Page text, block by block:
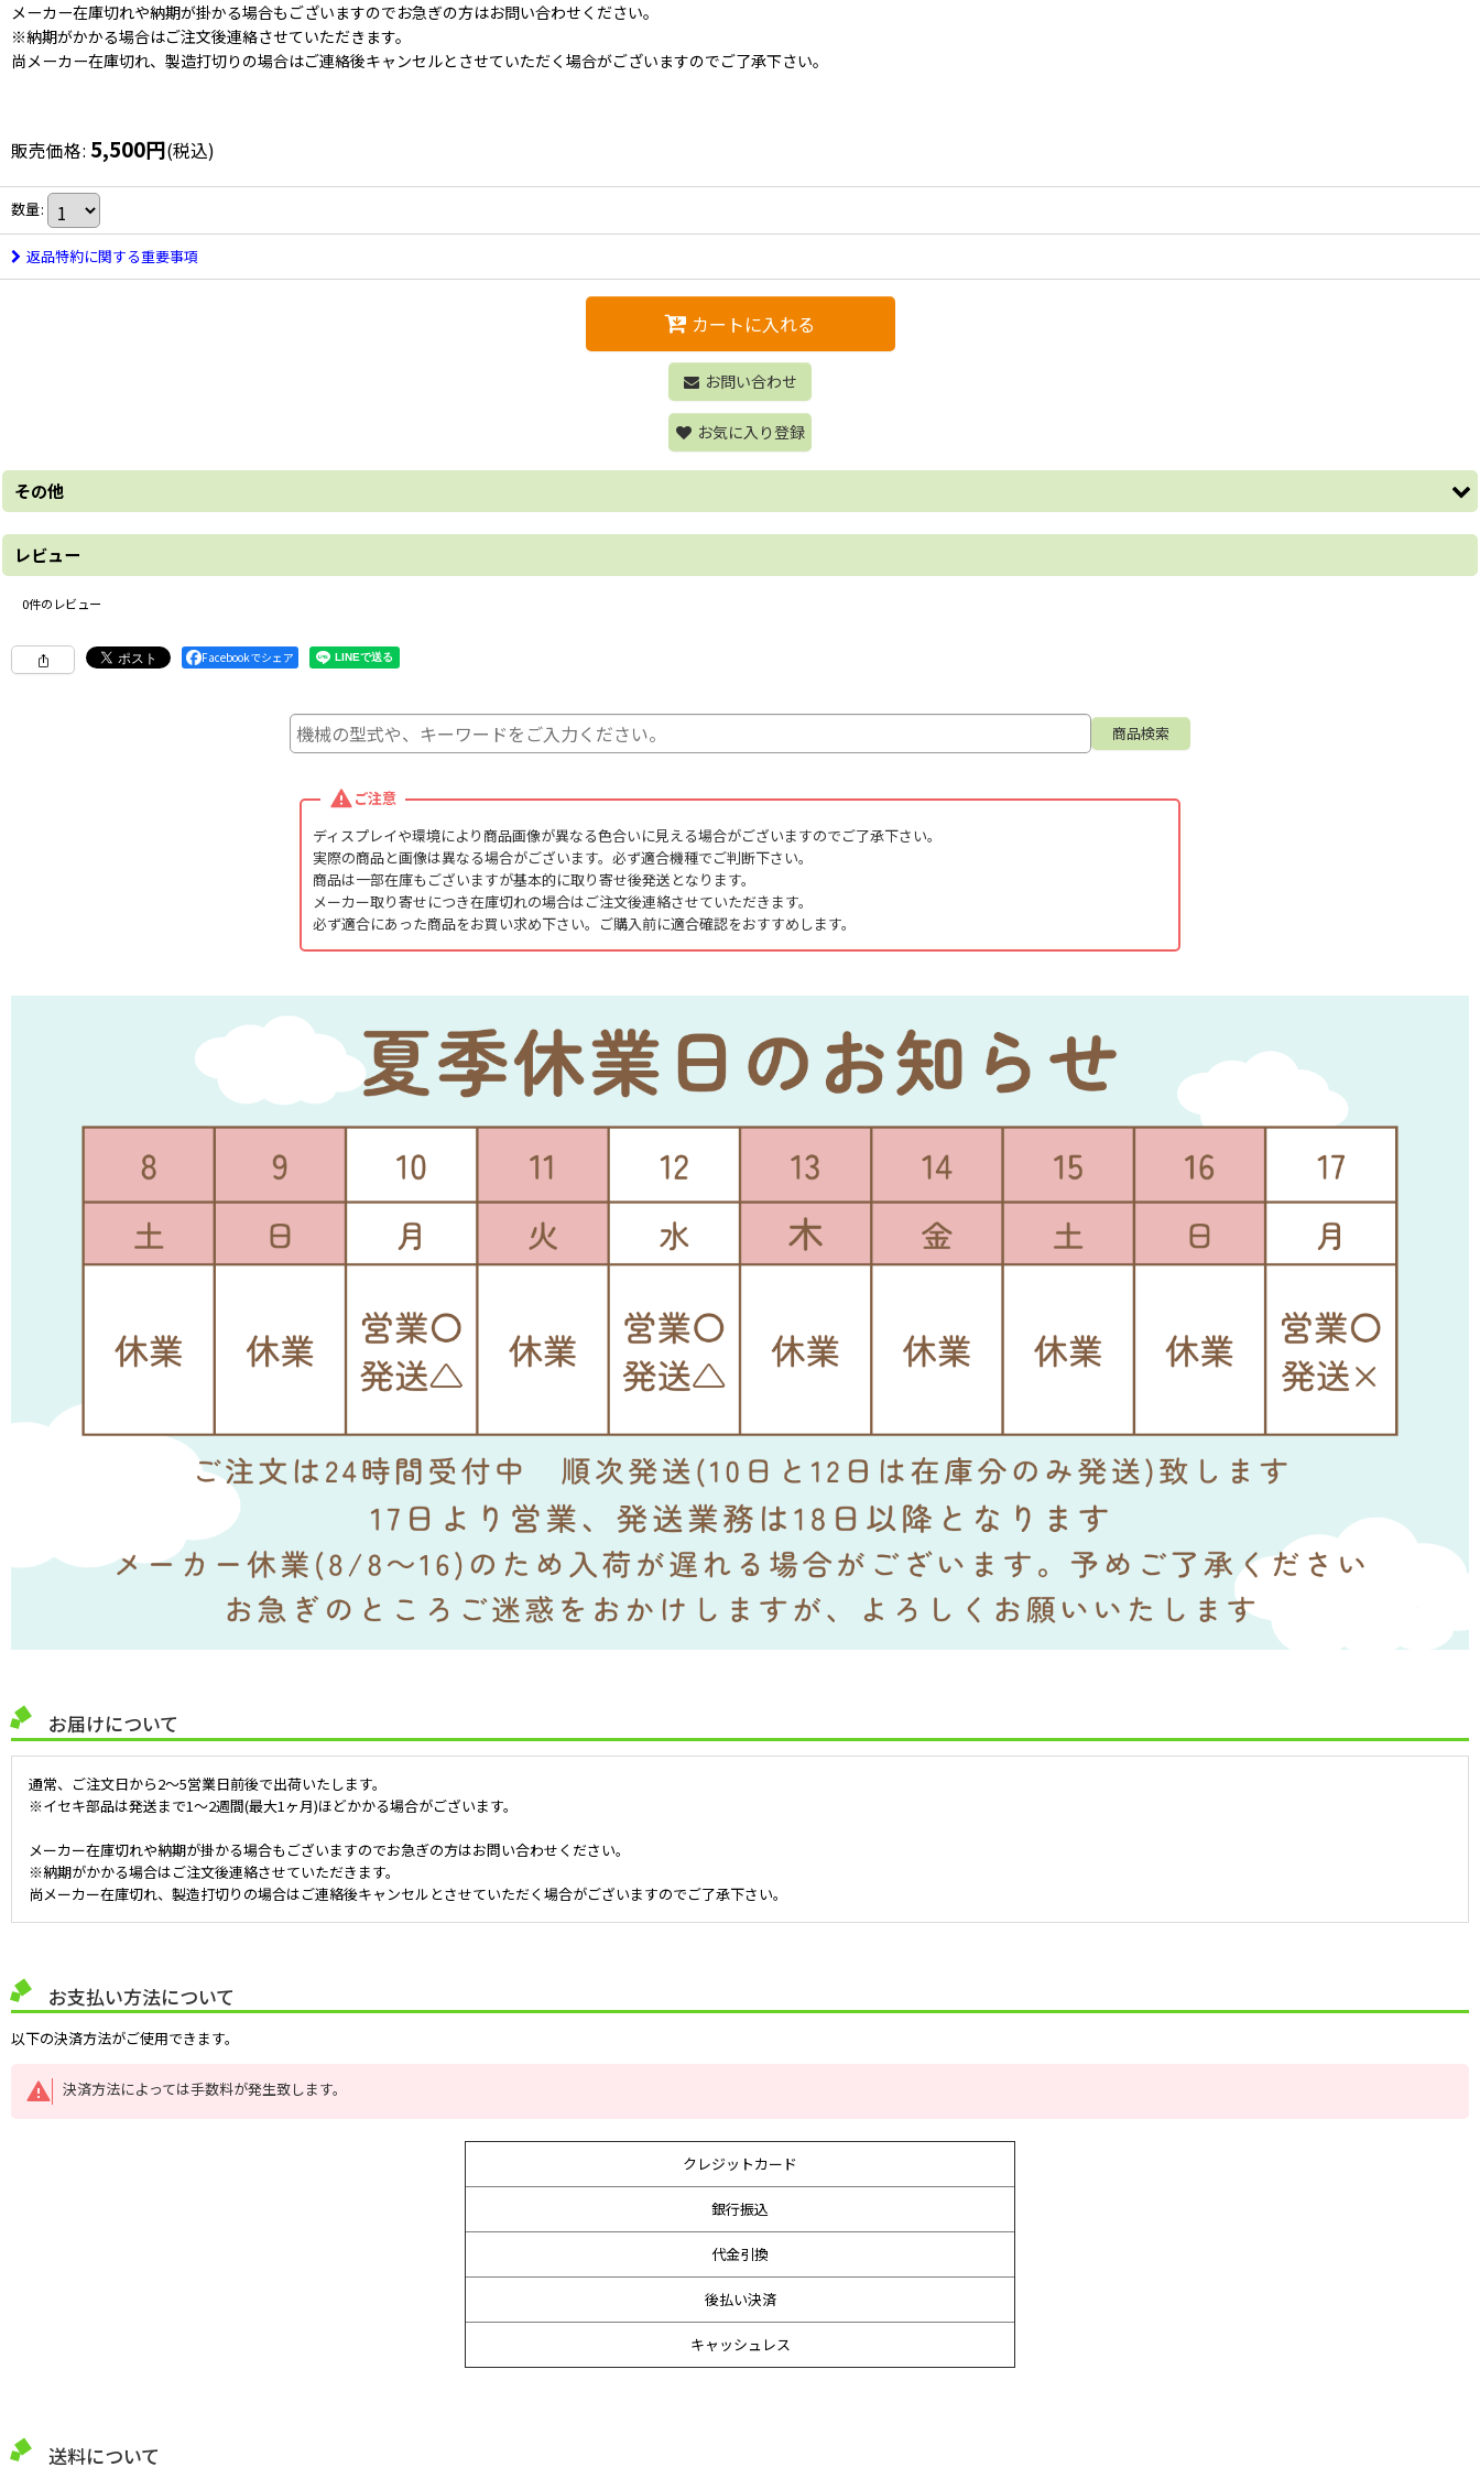
メーカー在庫切れや納期が掛かる場合もございますのでお急ぎの方はお問い合わせください。
※納期がかかる場合はご注文後連絡させていただきます。
尚メーカー在庫切れ、製造打切りの場合はご連絡後キャンセルとさせていただく場合がございますのでご了承下さい。
販売価格: 5,500円(税込)
数量:
返品特約に関する重要事項
カートに入れる
お問い合わせ
お気に入り登録
その他
レビュー
0件のレビュー
Facebookでシェア
ご注意
ディスプレイや環境により商品画像が異なる色合いに見える場合がございますのでご了承下さい。
実際の商品と画像は異なる場合がございます。必ず適合機種でご判断下さい。
商品は一部在庫もございますが基本的に取り寄せ後発送となります。
メーカー取り寄せにつき在庫切れの場合はご注文後連絡させていただきます。
必ず適合にあった商品をお買い求め下さい。ご購入前に適合確認をおすすめします。
お届けについて
通常、ご注文日から2～5営業日前後で出荷いたします。
※イセキ部品は発送まで1～2週間(最大1ヶ月)ほどかかる場合がございます。
メーカー在庫切れや納期が掛かる場合もございますのでお急ぎの方はお問い合わせください。
※納期がかかる場合はご注文後連絡させていただきます。
尚メーカー在庫切れ、製造打切りの場合はご連絡後キャンセルとさせていただく場合がございますのでご了承下さい。
お支払い方法について
以下の決済方法がご使用できます。
決済方法によっては手数料が発生致します。
クレジットカード
銀行振込
代金引換
後払い決済
キャッシュレス
送料について